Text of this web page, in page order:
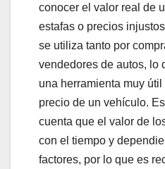
conocer el valor real de
estafas o precios
se utiliza tanto por
vendedores de autos, lo
una herramienta muy útil
precio de un vehículo.
cuenta que el valor de
con el tiempo y
factores, por lo que es